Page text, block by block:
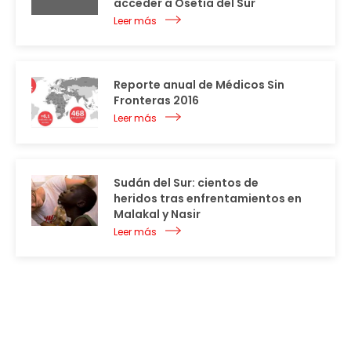
acceder a Osetia del Sur
Leer más
Reporte anual de Médicos Sin
Fronteras 2016
Leer más
Sudán del Sur: cientos de
heridos tras enfrentamientos en
Malakal y Nasir
Leer más